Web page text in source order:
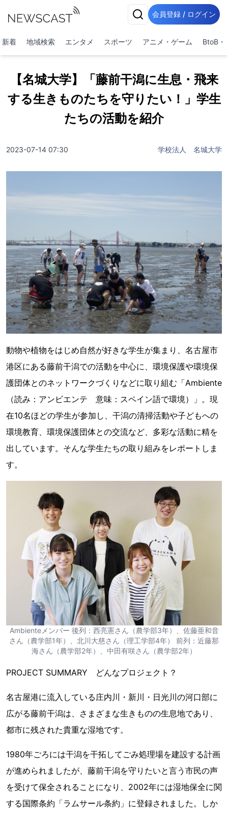
会員登録 / ログイン
新着 地域検索 エンタメ スポーツ アニメ・ゲーム BtoB・
【名城大学】「藤前干潟に生息・飛来
する生きものたちを守りたい！」学生
たちの活動を紹介
2023-07-14 07:30 学校法人 名城大学
動物や植物をはじめ自然が好きな学生が集まり、名古屋市
港区にある藤前干潟での活動を中心に、環境保護や環境保
護団体とのネットワークづくりなどに取り組む「Ambiente
（読み：アンビエンテ 意味：スペイン語で環境）」。現
在10名ほどの学生が参加し、干潟の清掃活動や子どもへの
環境教育、環境保護団体との交流など、多彩な活動に精を
出しています。そんな学生たちの取り組みをレポートしま
す。
Ambienteメンバー 後列：西亮憲さん（農学部3年）、佐藤亜和音
さん（農学部1年）、北川大慈さん（理工学部4年） 前列：近藤那
海さん（農学部2年）、中田有咲さん（農学部2年）
PROJECT SUMMARY どんなプロジェクト？
名古屋港に流入している庄内川・新川・日光川の河口部に
広がる藤前干潟は、さまざまな生きものの生息地であり、
都市に残された貴重な湿地です。
1980年ごろには干潟を干拓してごみ処理場を建設する計画
が進められましたが、藤前干潟を守りたいと言う市民の声
を受けて保全されることになり、2002年には湿地保全に関
する国際条約「ラムサール条約」に登録されました。しか